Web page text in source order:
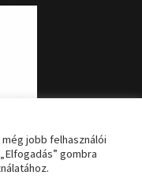
jobb felhasználói
gombra